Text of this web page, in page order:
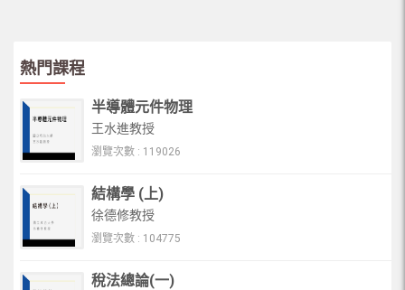
熱門課程
半導體元件物理
王水進教授
瀏覽次數 : 119026
結構學 (上)
徐德修教授
瀏覽次數 : 104775
稅法總論(一)